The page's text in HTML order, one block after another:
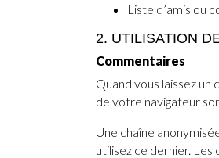
Liste d’amis ou
2. UTILISATION
Commentaires
Quand vous laissez
de votre navigateur
Une chaîne
utilisez ce dernier.